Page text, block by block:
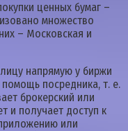
ценных бумаг –
множество
– Московская и
напрямую у биржи
посредника, т. е.
брокерский или
и получает доступ к
или